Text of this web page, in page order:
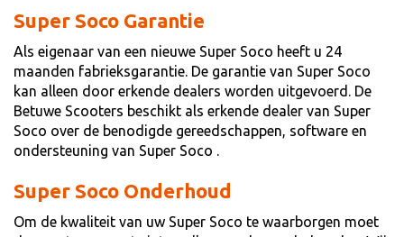
Super Soco Garantie
Als eigenaar van een nieuwe Super Soco heeft u 24
maanden fabrieksgarantie. De garantie van Super Soco
kan alleen door erkende dealers worden uitgevoerd. De
Betuwe Scooters beschikt als erkende dealer van Super
Soco over de benodigde gereedschappen, software en
ondersteuning van Super Soco .
Super Soco Onderhoud
Om de kwaliteit van uw Super Soco te waarborgen moet